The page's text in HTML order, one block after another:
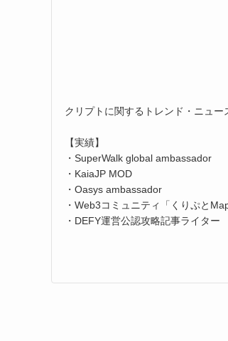
クリプトに関するトレンド・ニュー
【実績】
・SuperWalk global ambassador
・KaiaJP MOD
・Oasys ambassador
・Web3コミュニティ「くりぷと
・DEFY運営公認攻略記事ライター